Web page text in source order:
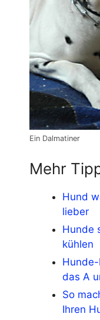
Ein Dalmatiner
Mehr
Hund
lieber
Hunde
kühlen
das A
So
Ihren